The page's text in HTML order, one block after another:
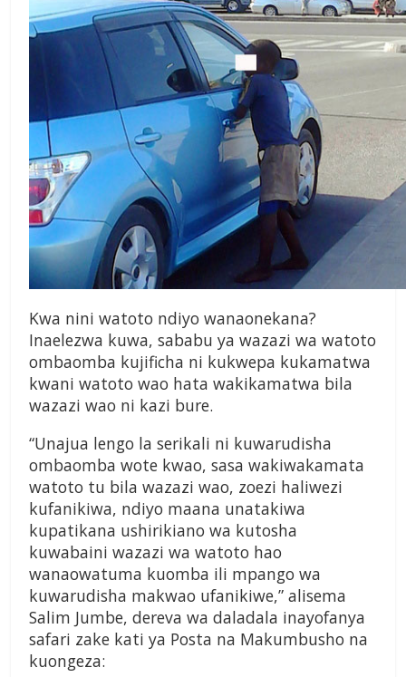
Kwa nini watoto ndiyo wanaonekana?
Inaelezwa kuwa, sababu ya wazazi wa watoto
ombaomba kujificha ni kukwepa kukamatwa
kwani watoto wao hata wakikamatwa bila
wazazi wao ni kazi bure.
“Unajua lengo la serikali ni kuwarudisha
ombaomba wote kwao, sasa wakiwakamata
watoto tu bila wazazi wao, zoezi haliwezi
kufanikiwa, ndiyo maana unatakiwa
kupatikana ushirikiano wa kutosha
kuwabaini wazazi wa watoto hao
wanaowatuma kuomba ili mpango wa
kuwarudisha makwao ufanikiwe,” alisema
Salim Jumbe, dereva wa daladala inayofanya
safari zake kati ya Posta na Makumbusho na
kuongeza: